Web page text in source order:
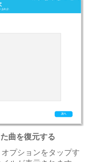
曲を復元する
オプションをタップす